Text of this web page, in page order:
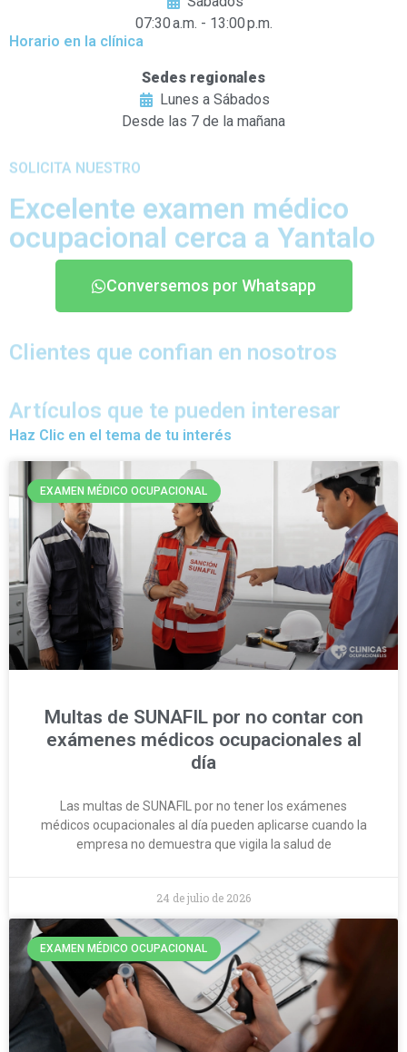
07:30 a.m. - 13:00 p.m.
Horario en la clínica
Sedes regionales
Lunes a Sábados
Desde las 7 de la mañana
SOLICITA NUESTRO
Excelente examen médico
ocupacional cerca a Yantalo
Conversemos por Whatsapp
Clientes que confian en nosotros
Artículos que te pueden interesar
Haz Clic en el tema de tu interés
EXAMEN MÉDICO OCUPACIONAL
Multas de SUNAFIL por no contar con
exámenes médicos ocupacionales al
día
Las multas de SUNAFIL por no tener los exámenes
médicos ocupacionales al día pueden aplicarse cuando la
empresa no demuestra que vigila la salud de
24 de julio de 2026
EXAMEN MÉDICO OCUPACIONAL